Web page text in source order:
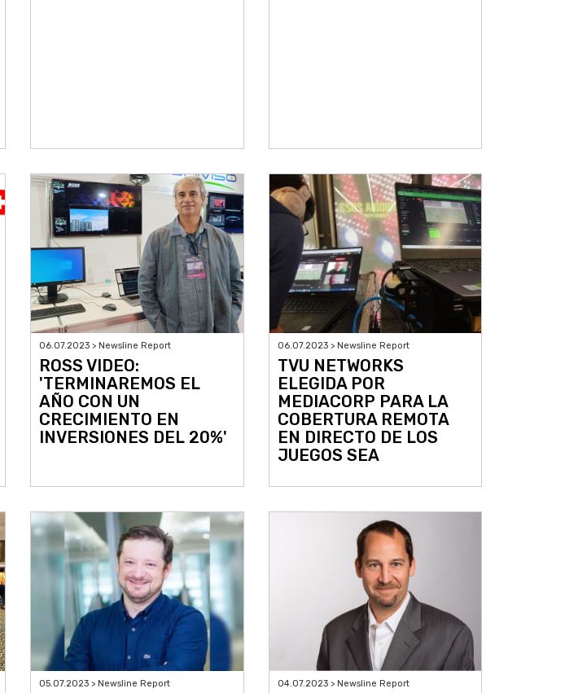
06.07.2023 > Newsline Report
ROSS VIDEO:
'TERMINAREMOS EL
AÑO CON UN
CRECIMIENTO EN
INVERSIONES DEL 20%'
06.07.2023 > Newsline Report
TVU NETWORKS
ELEGIDA POR
MEDIACORP PARA LA
COBERTURA REMOTA
EN DIRECTO DE LOS
JUEGOS SEA
05.07.2023 > Newsline Report 04.07.2023 > Newsline Report